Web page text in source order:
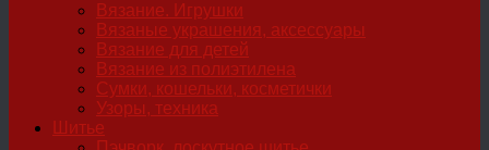
Вязание. Игрушки
Вязаные украшения, аксессуары
Вязание для детей
Вязание из полиэтилена
Сумки, кошельки, косметички
Узоры, техника
Шитье